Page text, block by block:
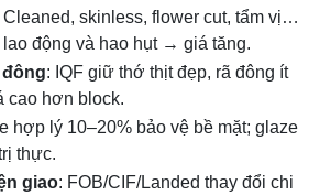
Cleaned, skinless, flower cut, tẩm vị…
động và hao hụt → giá tăng.
: IQF giữ thớ thịt đẹp, rã đông ít
hơn block.
hợp lý 10–20% bảo vệ bề mặt; glaze
thực.
giao: FOB/CIF/Landed thay đổi chi